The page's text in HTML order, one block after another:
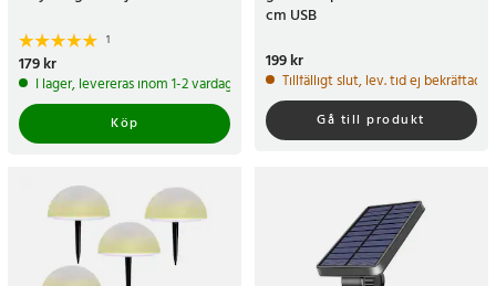
1
Pris:179 kr
179 kr
I lager, levereras inom 1-2 vardagar
Köp
cm USB
Pris:199 kr
199 kr
Tillfälligt slut, lev. tid ej bekräftad.
Gå till produkt